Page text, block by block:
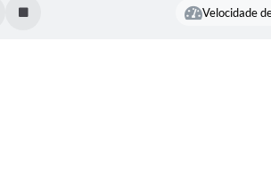
Velocidade